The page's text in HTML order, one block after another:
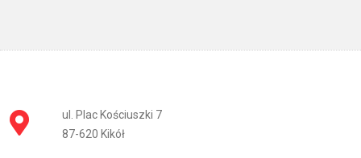
ul. Plac Kościuszki 7
87-620 Kikół